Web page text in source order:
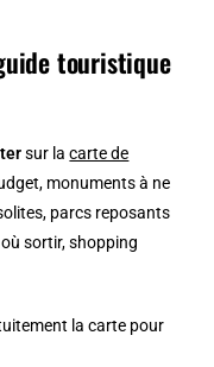
touristique
sur lacarte de
monuments à ne
parcs reposants
sortir, shopping
la carte pour